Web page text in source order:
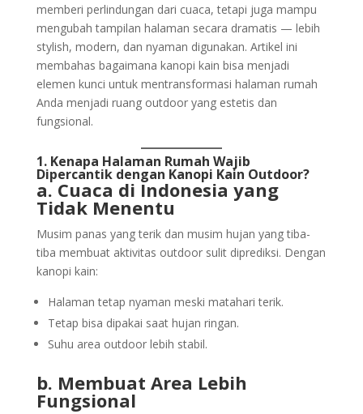
memberi perlindungan dari cuaca, tetapi juga mampu
mengubah tampilan halaman secara dramatis — lebih
stylish, modern, dan nyaman digunakan. Artikel ini
membahas bagaimana kanopi kain bisa menjadi
elemen kunci untuk mentransformasi halaman rumah
Anda menjadi ruang outdoor yang estetis dan
fungsional.
1. Kenapa Halaman Rumah Wajib
Dipercantik dengan Kanopi Kain Outdoor?
a. Cuaca di Indonesia yang
Tidak Menentu
Musim panas yang terik dan musim hujan yang tiba-
tiba membuat aktivitas outdoor sulit diprediksi. Dengan
kanopi kain:
Halaman tetap nyaman meski matahari terik.
Tetap bisa dipakai saat hujan ringan.
Suhu area outdoor lebih stabil.
b. Membuat Area Lebih
Fungsional